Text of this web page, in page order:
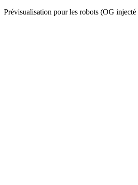
Prévisualisation pour les robots (OG